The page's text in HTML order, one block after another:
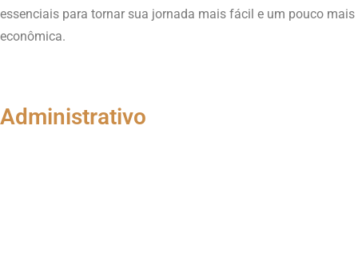
essenciais para tornar sua jornada mais fácil e um pouco mais
econômica.
Administrativo